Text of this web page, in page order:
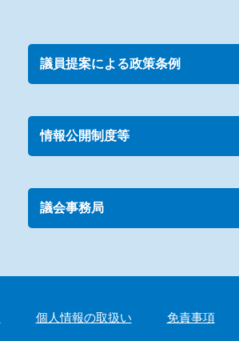
議員提案による政策条例
情報公開制度等
議会事務局
個人情報の取扱い 免責事項